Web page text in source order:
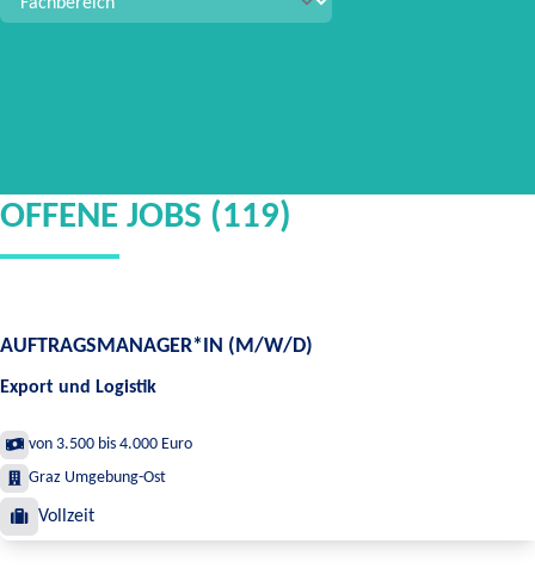
OFFENE JOBS (119)
AUFTRAGSMANAGER*IN (M/W/D)
Export und Logistik
von 3.500 bis 4.000 Euro
Graz Umgebung-Ost
Vollzeit